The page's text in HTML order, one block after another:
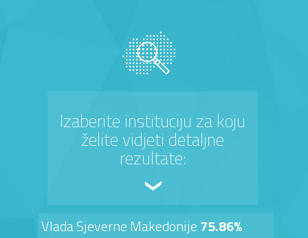
Izaberite instituciju za koju
želite vidjeti detaljne
rezultate:
Vlada Sjeverne Makedonije75.86%